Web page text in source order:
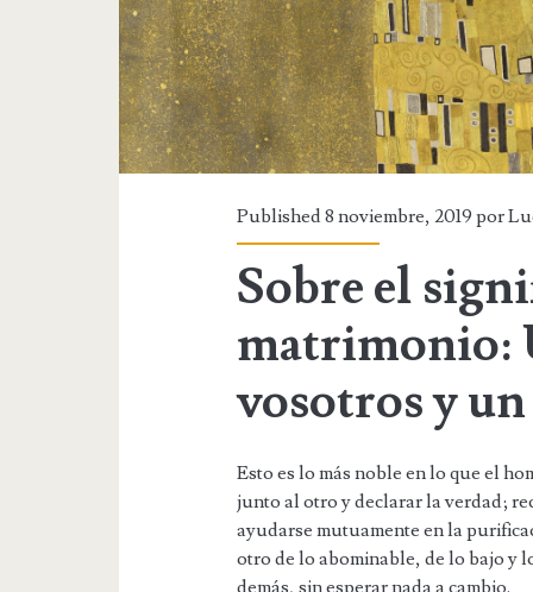
Published 8 noviembre, 2019 por
Sobre el
matrimonio:
vosotros y
Esto es lo más noble en lo que el
junto al otro y declarar la verdad;
ayudarse mutuamente en la
otro de lo abominable, de lo bajo y